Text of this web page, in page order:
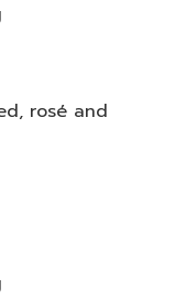
rosé and